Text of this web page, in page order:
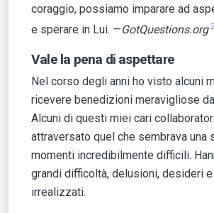
coraggio, possiamo imparare ad
e sperare in Lui. —GotQuestions.org 2
Vale la pena di aspettare
Nel corso degli anni ho visto alcuni
ricevere benedizioni meravigliose
Alcuni di questi miei cari
attraversato quel che sembrava una
momenti incredibilmente difficili.
grandi difficoltà, delusioni, desideri
irrealizzati.